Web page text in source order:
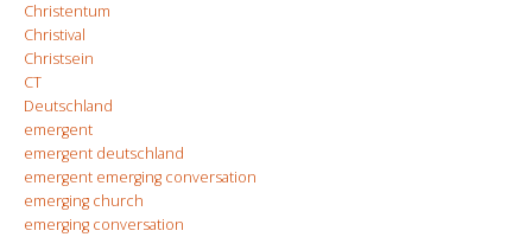
Christentum
Christival
Christsein
CT
Deutschland
emergent
emergent deutschland
emergent emerging conversation
emerging church
emerging conversation